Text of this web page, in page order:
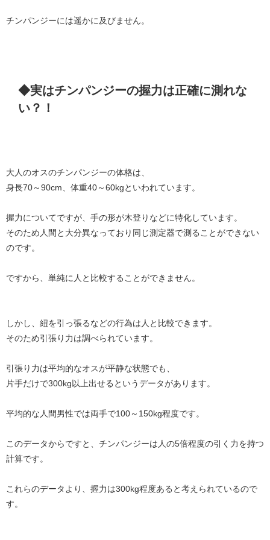
チンパンジーには遥かに及びません。
◆実はチンパンジーの握力は正確に測れな
い？！
大人のオスのチンパンジーの体格は、
身長70～90cm、体重40～60kgといわれています。
握力についてですが、手の形が木登りなどに特化しています。
そのため人間と大分異なっており同じ測定器で測ることができない
のです。
ですから、単純に人と比較することができません。
しかし、紐を引っ張るなどの行為は人と比較できます。
そのため引張り力は調べられています。
引張り力は平均的なオスが平静な状態でも、
片手だけで300kg以上出せるというデータがあります。
平均的な人間男性では両手で100～150kg程度です。
このデータからですと、チンパンジーは人の5倍程度の引く力を持つ
計算です。
これらのデータより、握力は300kg程度あると考えられているので
す。